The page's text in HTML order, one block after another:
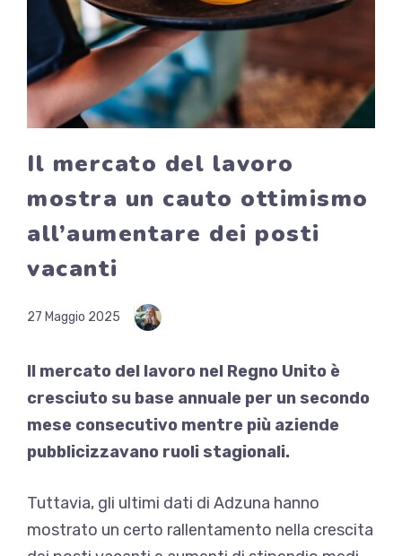
Il mercato del lavoro
mostra un cauto ottimismo
all’aumentare dei posti
vacanti
27 Maggio 2025
Il mercato del lavoro nel Regno Unito è
cresciuto su base annuale per un secondo
mese consecutivo mentre più aziende
pubblicizzavano ruoli stagionali.
Tuttavia, gli ultimi dati di Adzuna hanno
mostrato un certo rallentamento nella crescita